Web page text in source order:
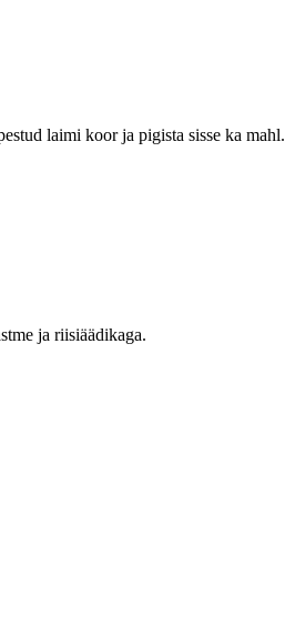
laimi koor ja pigista sisse ka mahl.
ja riisiäädikaga.